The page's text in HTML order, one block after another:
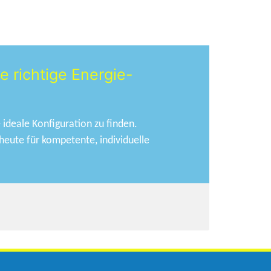
richtige Energie-
Konfiguration zu finden.
für kompetente, individuelle